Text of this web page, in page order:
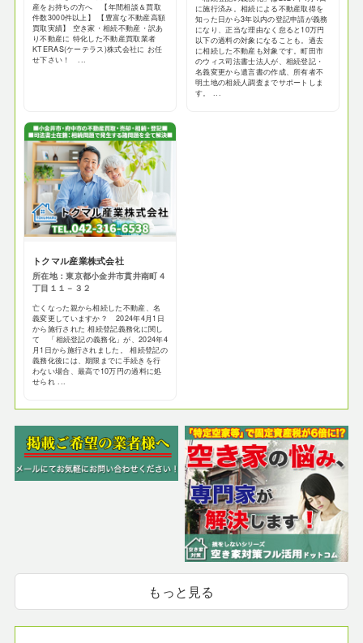
産をお持ちの方へ 【年間相談＆買取
件数3000件以上】 【豊富な不動産高額
買取実績】 空き家・相続不動産・訳あ
り不動産に 特化した不動産買取業者
KTERAS(ケーテラス)株式会社に お任
せ下さい！ ...
に施行済み。相続による不動産取得を
知った日から3年以内の登記申請が義務
になり、正当な理由なく怠ると10万円
以下の過料の対象になることも。過去
に相続した不動産も対象です。町田市
のウィス司法書士法人が、相続登記・
名義変更から遺言書の作成、所有者不
明土地の相続人調査までサポートしま
す。 ...
トクマル産業株式会社
所在地：東京都小金井市貫井南町４
丁目１１－３２
亡くなった親から相続した不動産、名
義変更していますか？ 2024年4月1日
から施行された 相続登記義務化に関し
て 「相続登記の義務化」が、2024年4
月1日から施行されました。 相続登記の
義務化後には、期限までに手続きを行
わない場合、最高で10万円の過料に処
せられ ...
もっと見る